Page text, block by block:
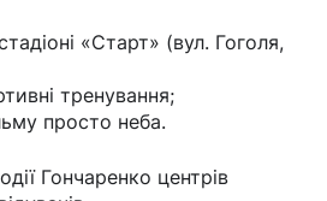
«Старт» (вул. Гоголя,
тренування;
просто неба.
Гончаренко центрів